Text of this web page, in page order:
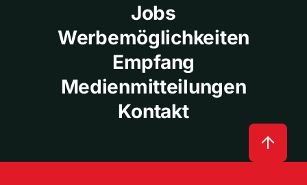
Jobs
Werbemöglichkeiten
Empfang
Medienmitteilungen
Kontakt